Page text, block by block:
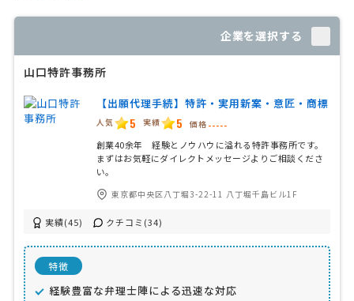
企業を選択する
山口特許事務所
【出願代理手続】特許・実用新案・意匠・商標
人気 5 実績 5 価格 -----
創業40余年 経験とノウハウに溢れる特許事務所です。
まずはお気軽にダイレクトメッセージよりご相談くださ
い。
東京都中央区八丁堀3-22-11 八丁堀千島ビル1F
実績(45) クチコミ(34)
特徴
経験豊富な弁理士陣による迅速な対応